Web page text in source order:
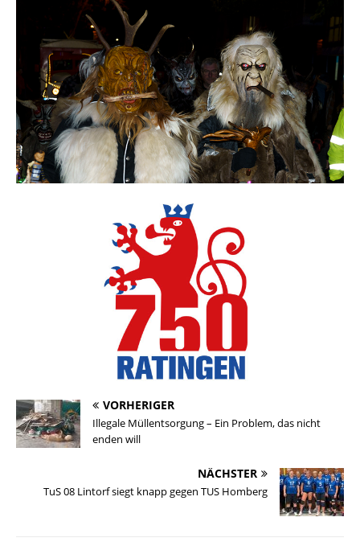
VORHERIGER
Illegale Müllentsorgung – Ein Problem, das nicht
enden will
NÄCHSTER
TuS 08 Lintorf siegt knapp gegen TUS Homberg